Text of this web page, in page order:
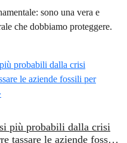
sono una vera e
che dobbiamo proteggere.
più probabili dalla crisi
tassare le aziende fossili